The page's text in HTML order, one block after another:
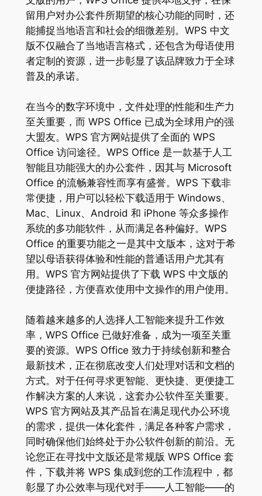
留用户对办公套件所期望的核心功能的同时，还
能捕捉当地语言和社会的细微差别。WPS 中文
版不仅融合了当地语言格式，还包含为母语使用
者定制的资源，进一步彰显了该品牌致力于全球
普及的承诺。
在当今的数字环境中，文件处理的性能和生产力
至关重要，而 WPS Office 已成为全球用户的强
大盟友。WPS 官方网站提供了全面的 WPS
Office 访问途径。WPS Office 是一款基于人工
智能且功能强大的办公套件，因其与 Microsoft
Office 的流畅兼容性而享有盛誉。WPS 下载非
常便捷，用户可以轻松下载适用于 Windows、
Mac、Linux、Android 和 iPhone 等众多操作
系统的多功能软件，从而满足各种偏好。WPS
Office 的重要功能之一是其中文版本，这对于希
望以母语获得体验和性能的普通话用户尤其有
用。WPS 官方网站提供了下载 WPS 中文版的
便捷路径，方便喜欢使用中文操作的用户使用。
随着越来越多的人选择人工智能来提升工作效
率，WPS Office 已做好准备，成为一项至关重
要的资源。WPS Office 致力于持续创新和整合
最新技术，正在彻底改变人们处理对话和文档的
方式。对于任何寻求更智能、更快捷、更便捷工
作解决方案的人来说，这套办公软件至关重要。
WPS 官方网站及其产品旨在满足现代办公环境
的需求，提供一体化套件，满足各种客户需求，
同时确保他们始终处于办公软件创新的前沿。无
论您正在寻找中文版还是常规版 WPS Office 套
件，下载并将 WPS 集成到您的工作流程中，都
彰显了办公效率与现代对手——人工智能——的